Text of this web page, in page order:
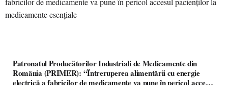
Patronatul Producătorilor Industriali de Medicamente din
România (PRIMER): “Întreruperea alimentării cu energie
electrică a fabricilor de medicamente va pune în pericol accesul